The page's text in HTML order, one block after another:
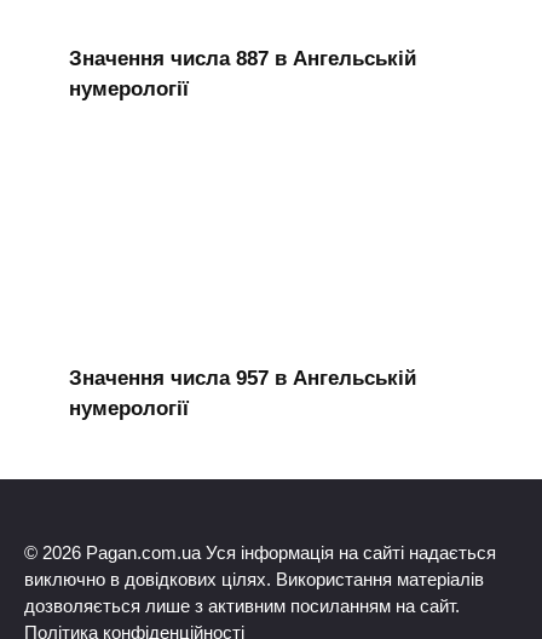
Значення числа 887 в Ангельській
нумерології
Значення числа 957 в Ангельській
нумерології
© 2026 Pagan.com.ua Уся інформація на сайті надається
виключно в довідкових цілях. Використання матеріалів
дозволяється лише з активним посиланням на сайт.
Політика конфіденційності